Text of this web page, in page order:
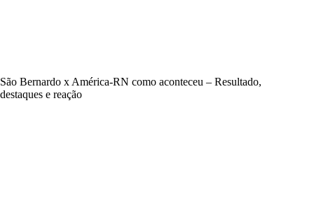
São Bernardo x América-RN como aconteceu – Resultado,
destaques e reação